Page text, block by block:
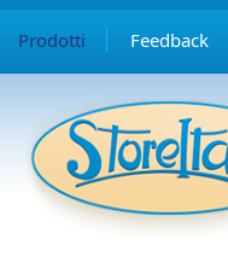
Prodotti Feedback